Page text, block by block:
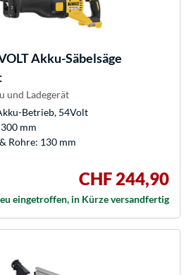
Akku-Säbelsäge
und Ladegerät
Betrieb, 54Volt
mm
Rohre: 130 mm
CHF 244,90
eingetroffen, in Kürze versandfertig